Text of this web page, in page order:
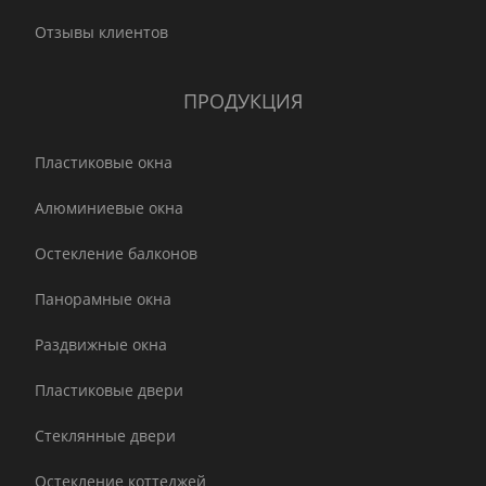
Отзывы клиентов
ПРОДУКЦИЯ
Пластиковые окна
Алюминиевые окна
Остекление балконов
Панорамные окна
Раздвижные окна
Пластиковые двери
Стеклянные двери
Остекление коттеджей